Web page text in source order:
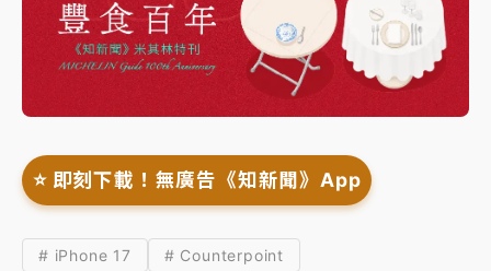
⭐️ 即刻下載！無廣告《知新聞》App
# iPhone 17 # Counterpoint